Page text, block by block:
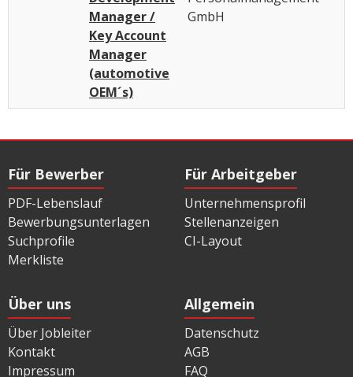
Manager /
Key Account
Manager
(automotive
OEM´s)
GmbH
Für Bewerber
PDF-Lebenslauf
Bewerbungsunterlagen
Suchprofile
Merkliste
Für Arbeitgeber
Unternehmensprofil
Stellenanzeigen
CI-Layout
Über uns
Über Jobleiter
Kontakt
Impressum
Allgemein
Datenschutz
AGB
FAQ